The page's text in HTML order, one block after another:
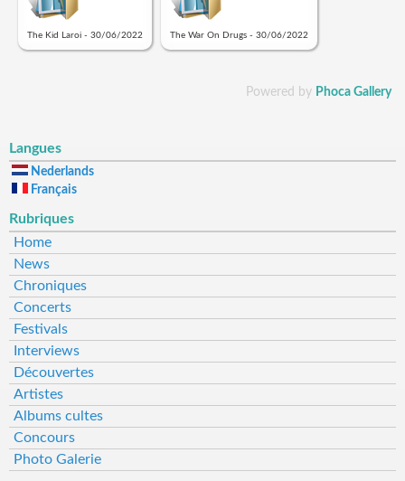
The Kid Laroi - 30/06/2022 The War On Drugs - 30/06/2022
Powered by Phoca Gallery
Langues
Nederlands
Français
Rubriques
Home
News
Chroniques
Concerts
Festivals
Interviews
Découvertes
Artistes
Albums cultes
Concours
Photo Galerie